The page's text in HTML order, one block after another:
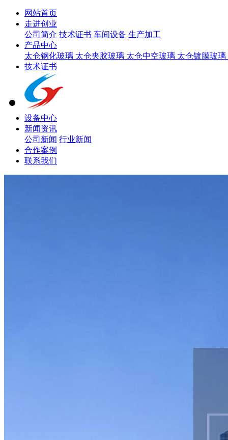
网站首页
走进创业
公司简介 技术证书 车间设备 生产加工
产品中心
太仓钢化玻璃 太仓夹胶玻璃 太仓中空玻璃 太仓镀膜玻璃
技术证书
设备中心
新闻资讯
公司新闻 行业新闻
合作案例
联系我们